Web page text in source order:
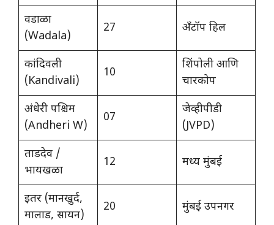
वडाळा
(Wadala)
27 अँटॉप हिल
कांदिवली
(Kandivali)
10
शिंपोली आणि
चारकोप
अंधेरी पश्चिम
(Andheri W)
07
जेव्हीपीडी
(JVPD)
ताडदेव /
भायखळा
12 मध्य मुंबई
इतर (मानखुर्द,
मालाड, सायन)
20 मुंबई उपनगर